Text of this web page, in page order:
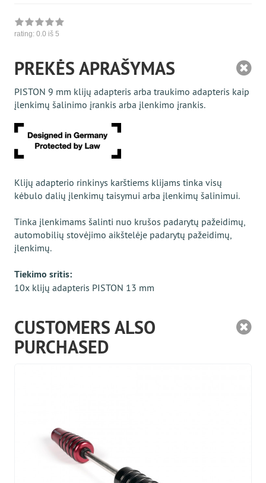
rating: 0.0 iš 5
PREKĖS APRAŠYMAS
PISTON 9 mm klijų adapteris arba traukimo adapteris kaip
įlenkimų šalinimo įrankis arba įlenkimo įrankis.
Klijų adapterio rinkinys karštiems klijams tinka visų
kėbulo dalių įlenkimų taisymui arba įlenkimų šalinimui.
Tinka įlenkimams šalinti nuo krušos padarytų pažeidimų,
automobilių stovėjimo aikštelėje padarytų pažeidimų,
įlenkimų.
Tiekimo sritis:
10x klijų adapteris PISTON 13 mm
CUSTOMERS ALSO
PURCHASED